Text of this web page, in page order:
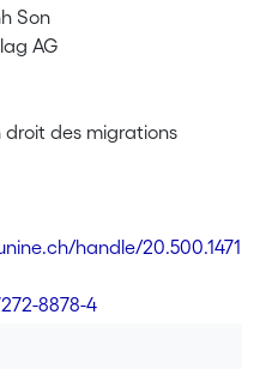
Son
AG
droit des migrations
handle/20.500.1471
8878-4